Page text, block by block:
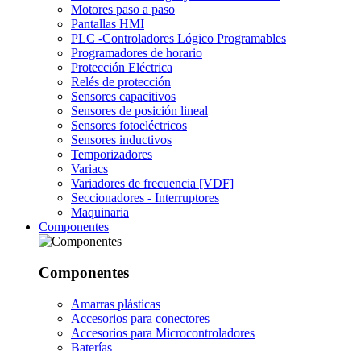
Motores paso a paso
Pantallas HMI
PLC -Controladores Lógico Programables
Programadores de horario
Protección Eléctrica
Relés de protección
Sensores capacitivos
Sensores de posición lineal
Sensores fotoeléctricos
Sensores inductivos
Temporizadores
Variacs
Variadores de frecuencia [VDF]
Seccionadores - Interruptores
Maquinaria
Componentes
Componentes
Amarras plásticas
Accesorios para conectores
Accesorios para Microcontroladores
Baterías